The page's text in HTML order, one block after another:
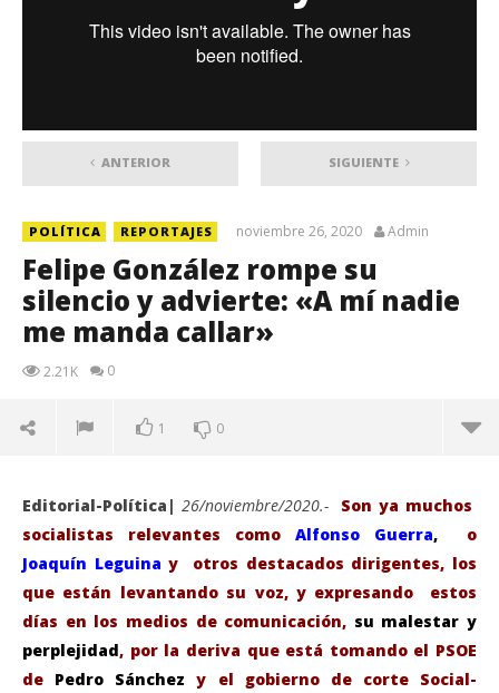
ANTERIOR SIGUIENTE
POLÍTICA REPORTAJES noviembre 26, 2020 Admin
Felipe González rompe su
silencio y advierte: «A mí nadie
me manda callar»
2.21K 0
1 0
Editorial-Política| 26/noviembre/2020.- Son ya muchos
socialistas relevantes como Alfonso Guerra, o
Joaquín Leguina y otros destacados dirigentes, los
que están levantando su voz, y expresando estos
días en los medios de comunicación, su malestar y
perplejidad, por la deriva que está tomando el PSOE
de Pedro Sánchez y el gobierno de corte Social-